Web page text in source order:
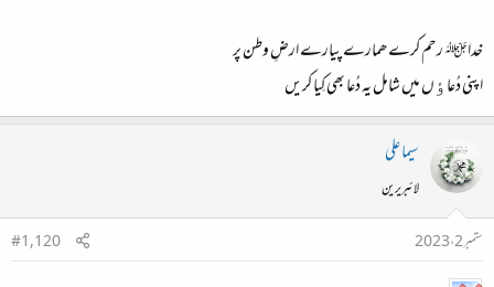
خداﷻ رحم کرے ھمارے پیارے ارضِ وطن پر
اپنی دُعاٶں میں شامل یہ دُعا بھی کِیا کریں
سیما علی
لائبریرین
ستمبر 2، 2023
#1,120